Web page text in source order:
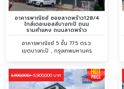
อาคารพาณิชย์ ซอยลาดพร้าว128/4
ใกล้เดอะมอลล์บางกะปิ ถนน
รามคำแหง ถนนลาดพร้าว
อาคารพาณิชย์ 5 ชั้น 77.5 ตร.ว.
เขตบางกะปิ , กรุงเทพมหานคร
6,900,000/5,900,000 บาท